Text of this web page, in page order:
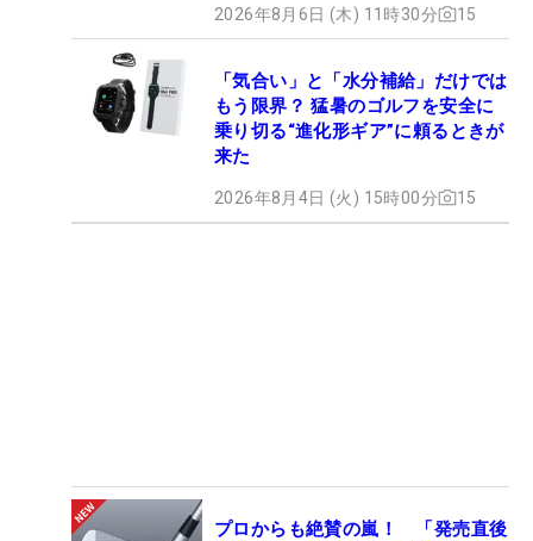
2026年8月6日 (木) 11時30分 15
「気合い」と「水分補給」だけでは
もう限界？ 猛暑のゴルフを安全に
乗り切る“進化形ギア”に頼るときが
来た
2026年8月4日 (火) 15時00分 15
プロからも絶賛の嵐！ 「発売直後